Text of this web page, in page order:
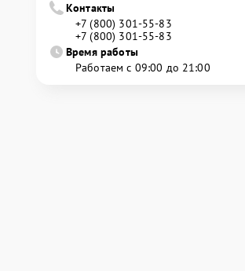
Контакты
+7 (800) 301-55-83
+7 (800) 301-55-83
Время работы
Работаем с 09:00 до 21:00